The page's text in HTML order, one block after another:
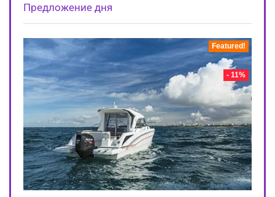
Предложение дня
Featured!
- 11%